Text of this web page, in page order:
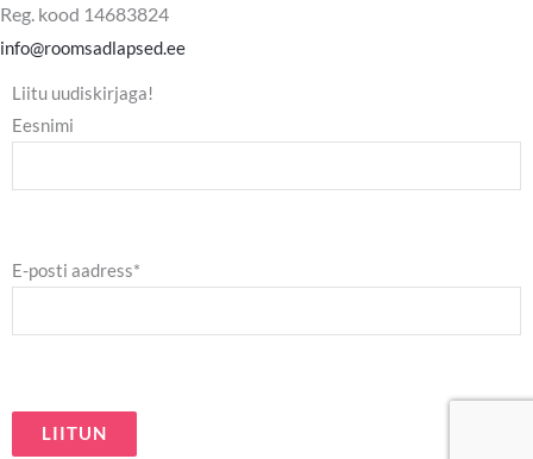
o
o
k
g
r
a
m
Reg. kood 14683824
info@roomsadlapsed.ee
Liitu uudiskirjaga!
Eesnimi
E-posti aadress*